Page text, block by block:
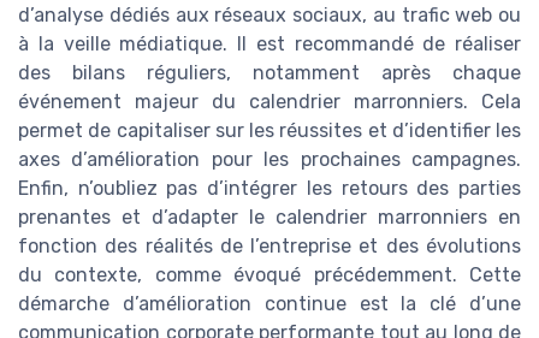
d’analyse dédiés aux réseaux sociaux, au trafic web ou
à la veille médiatique. Il est recommandé de réaliser
des bilans réguliers, notamment après chaque
événement majeur du calendrier marronniers. Cela
permet de capitaliser sur les réussites et d’identifier les
axes d’amélioration pour les prochaines campagnes.
Enfin, n’oubliez pas d’intégrer les retours des parties
prenantes et d’adapter le calendrier marronniers en
fonction des réalités de l’entreprise et des évolutions
du contexte, comme évoqué précédemment. Cette
démarche d’amélioration continue est la clé d’une
communication corporate performante tout au long de